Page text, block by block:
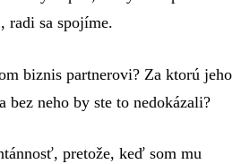
radi sa spojíme.
biznis partnerovi? Za ktorú jeho
bez neho by ste to nedokázali?
pretože, keď som mu